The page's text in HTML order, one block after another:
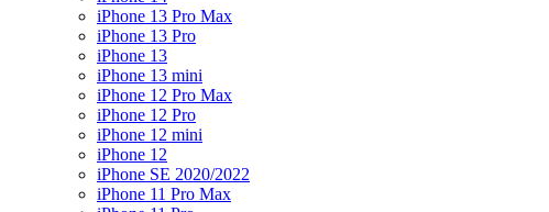
iPhone 13 Pro Max
iPhone 13 Pro
iPhone 13
iPhone 13 mini
iPhone 12 Pro Max
iPhone 12 Pro
iPhone 12 mini
iPhone 12
iPhone SE 2020/2022
iPhone 11 Pro Max